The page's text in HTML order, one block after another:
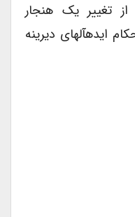
تغییر یک هنجار
ایدهآلهای دیرینه